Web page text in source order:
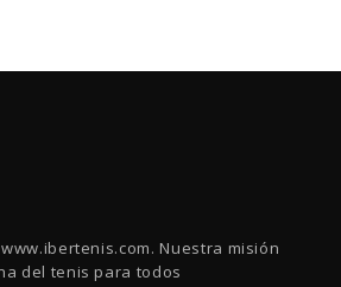
Nuestra misión
del tenis para todos